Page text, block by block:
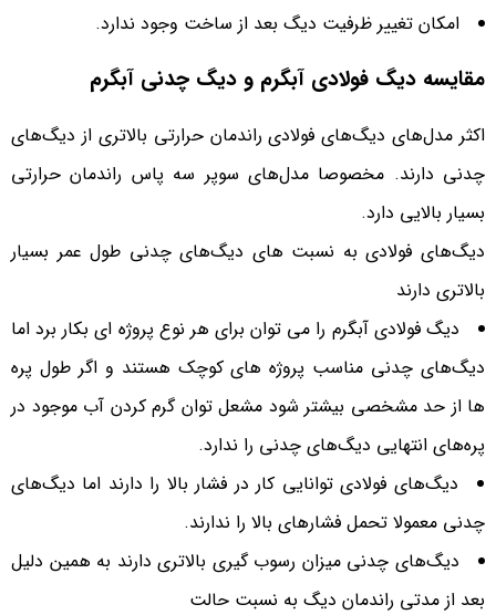
امکان تغییر ظرفیت دیگ بعد از ساخت وجود ندارد.
مقایسه دیگ‌ فولادی آبگرم و دیگ‌ چدنی آبگرم
اکثر مدل‌های دیگ‌های فولادی راندمان حرارتی بالاتری از دیگ‌های
چدنی دارند. مخصوصا مدل‌های سوپر سه پاس راندمان حرارتی
بسیار بالایی دارد.
دیگ‌های فولادی به نسبت های دیگ‌های چدنی طول عمر بسیار
بالاتری دارند
دیگ‌ فولادی آبگرم را می توان برای هر نوع پروژه ای بکار برد اما
دیگ‌های چدنی مناسب پروژه های کوچک هستند و اگر طول پره
ها از حد مشخصی بیشتر شود مشعل توان گرم کردن آب موجود در
پره‌های انتهایی دیگ‌های چدنی را ندارد.
دیگ‌های فولادی توانایی کار در فشار بالا را دارند اما دیگ‌های
چدنی معمولا تحمل فشارهای بالا را ندارند.
دیگ‌های چدنی میزان رسوب گیری بالاتری دارند به همین دلیل
بعد از مدتی راندمان دیگ به نسبت حالت